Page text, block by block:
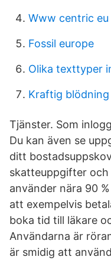
Www centric eu
Fossil europe
Olika texttyper
Kraftig
Tjänster. Som
Du kan även se
ditt
skatteuppgifter
använder nära 90
att exempelvis
boka tid till läkare
Användarna är
är smidig att